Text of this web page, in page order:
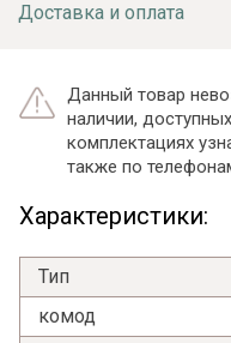
Доставка и оплата
Данный товар
наличии,
комплектациях
также по
Характеристики:
Тип
комод